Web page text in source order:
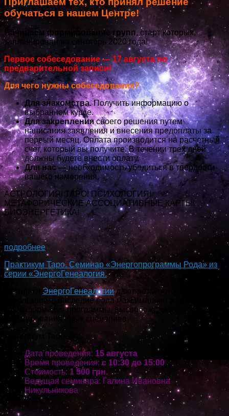
обучаться в нашем Центре!
Начинаем формирование групп,старт которых,
запланирован на сентябрь 2020 года!
Первое собеседование — 17 августа по
предварительной записи!
Для чего нужны собеседования?
Для знакомства.Получить информацию о
выбранном курсе.
Для закреплениясвоего решения путем
написания заявления и внесения предоплаты за
первый месяц. Оплата производится на расчетный
счет, который вы получите. В течении трех дней
должны будете внести оплату.
Для нас —необходимость убедиться в твердости
вашего намерения.
АСТРОЛОГИЯ! ТАРО! ПСИХОЛОГИЯ!
МЕТАФОРИЧЕСКИЕ АССОЦИАТИВНЫЕ КАРТЫ!
БИОЭНЕРГЕТИКА!
...
подробнее
Практикум Таро. Семинар «Энергопрограммы Рода» из
серии «ЭнергоГенеалогия.
Методики ЭнергоГенеалогиидают возможность
использовать наследие рода максимально эффективно,
трансформируя программы, высвобождая путь
формирования иных сценариев.
Практикум Таро.
Дата проведения: 15 августа
Время проведения:с 10:30 до 15:00
Стоимость: 1 500 грн.
Ведущая семинара: Галина Ивановна
Никульникова
...